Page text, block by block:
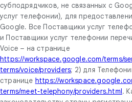
субподрядчиков, не связанных с
услуг телефонии), для
Google. Все Поставщики услуг
и Поставщики услуг телефонии
Voice – на странице
https://workspace.google.com/terms/
terms/voice/providers; 2) для
странице https://
terms/meet-telephony/providers.html.